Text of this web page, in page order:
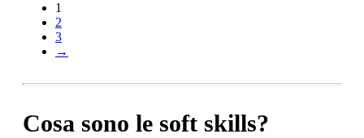
1
2
3
→
Cosa sono le soft skills?